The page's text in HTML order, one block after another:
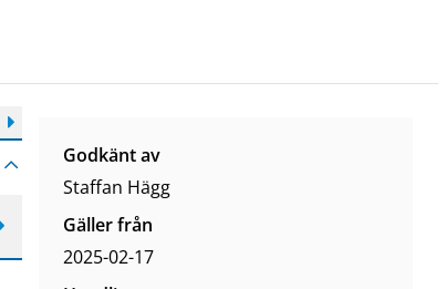
Godkänt av
Staffan Hägg
Gäller från
2025-02-17